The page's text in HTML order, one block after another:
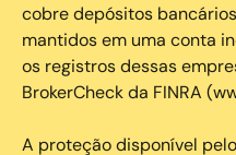
cobre depósitos
mantidos em uma conta
os registros dessas
BrokerCheck da FINRA
A proteção disponível